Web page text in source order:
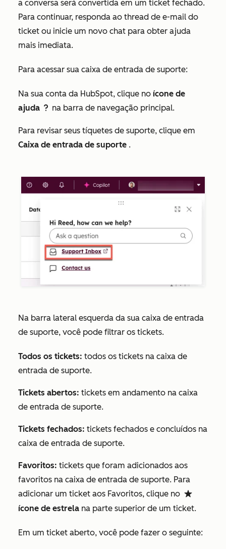
a conversa será convertida em um ticket fechado.
Para continuar, responda ao thread de e-mail do
ticket ou inicie um novo chat para obter ajuda
mais imediata.
Para acessar sua caixa de entrada de suporte:
Na sua conta da HubSpot, clique no ícone de
ajuda question na barra de navegação principal.
Para revisar seus tíquetes de suporte, clique em
Caixa de entrada de suporte .
Na barra lateral esquerda da sua caixa de entrada
de suporte, você pode filtrar os tickets.
Todos os tickets: todos os tickets na caixa de
entrada de suporte.
Tickets abertos: tickets em andamento na caixa
de entrada de suporte.
Tickets fechados: tickets fechados e concluídos na
caixa de entrada de suporte.
Favoritos: tickets que foram adicionados aos
favoritos na caixa de entrada de suporte. Para
adicionar um ticket aos Favoritos, clique no favorite
ícone de estrela na parte superior de um ticket.
Em um ticket aberto, você pode fazer o seguinte: